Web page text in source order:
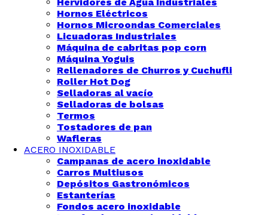
Hornos Eléctricos
Hornos Microondas Comerciales
Licuadoras Industriales
Máquina de cabritas pop corn
Máquina Yoguis
Rellenadores de Churros y Cuchufli
Roller Hot Dog
Selladoras al vacío
Selladoras de bolsas
Termos
Tostadores de pan
Wafleras
ACERO INOXIDABLE
Campanas de acero inoxidable
Carros Multiusos
Depósitos Gastronómicos
Estanterías
Fondos acero inoxidable